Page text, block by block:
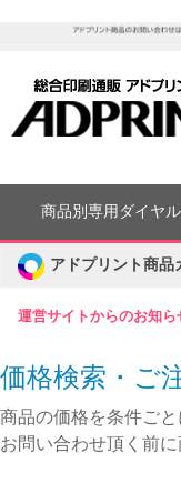
運営サイトからのお知ら
商品別専用ダイヤル
アドプリント商品
価格検索・ご
商品の価格を条件ごと
お問い合わせ頂く前